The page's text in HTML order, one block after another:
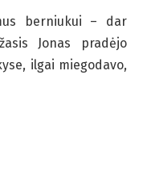
berniukui – dar
Jonas pradėjo
ilgai miegodavo,